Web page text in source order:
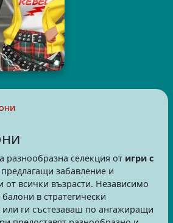
разнообразна селекция от игри с
забавление и
от всички възрасти. Независимо
в стратегически
или ги състезаваш по ангажиращи